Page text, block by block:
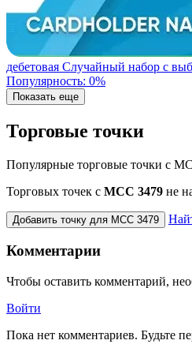
дебетовая Случайный набор с
Популярность: 0%
Показать еще
Торговые точки
Популярные торговые точки с
Торговых точек с МСС 3479 не
Добавить точку для MCC 3479
Комментарии
Чтобы оставить комментарий,
Войти
Пока нет комментариев. Будьте